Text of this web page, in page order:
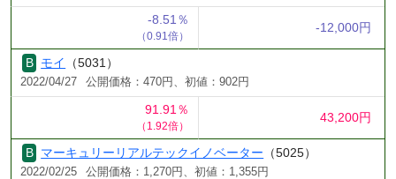
-8.51％
（0.91倍）
-12,000円
モイ （5031）
2022/04/27 公開価格：470円、初値：902円
91.91％
（1.92倍）
43,200円
マーキュリーリアルテックイノベーター （5025）
2022/02/25 公開価格：1,270円、初値：1,355円